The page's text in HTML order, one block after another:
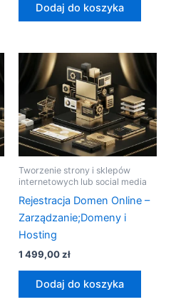
Dodaj do koszyka
Tworzenie strony i sklepów
internetowych lub social media
Rejestracja Domen Online –
Zarządzanie;Domeny i
Hosting
1 499,00zł
Dodaj do koszyka